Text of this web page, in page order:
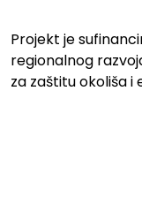
Projekt je
regionalnog
za zaštitu okoliša